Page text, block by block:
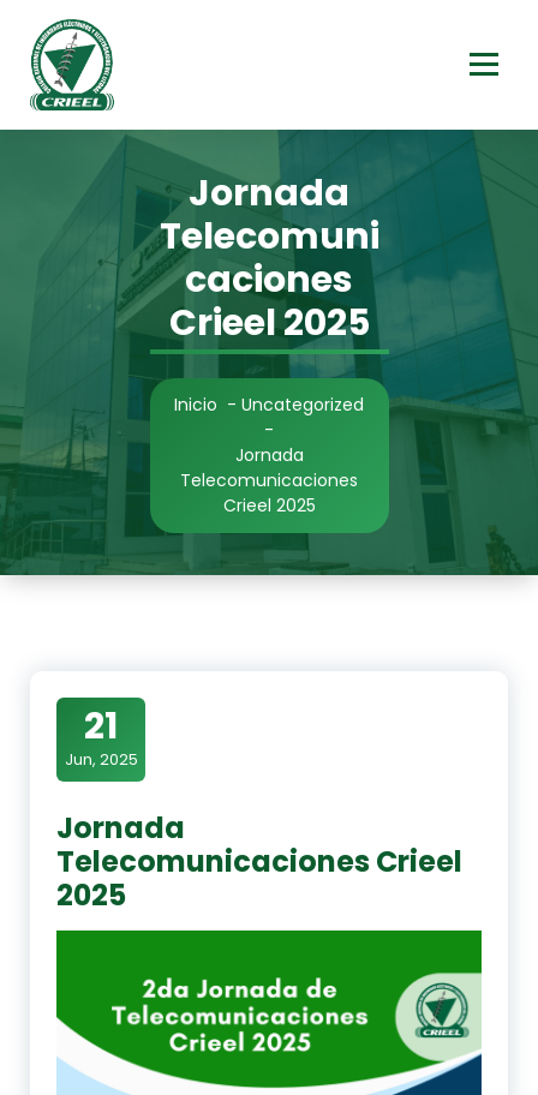
contenido
Jornada
Telecomuni
caciones
Crieel 2025
Inicio - Uncategorized
-
Jornada
Telecomunicaciones
Crieel 2025
21
Jun, 2025
Jornada
Telecomunicaciones Crieel
2025